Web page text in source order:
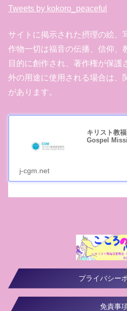
Tweets by kokoro_peaceful
サイトに掲示された摂理の絵、
作物一切は福音の伝播、信仰、
目的に創作され、著作権が保護
外の用途に使用される場合は、
があります。
キリスト教
Gospel
j-cgm.net
プライバシー
免責事